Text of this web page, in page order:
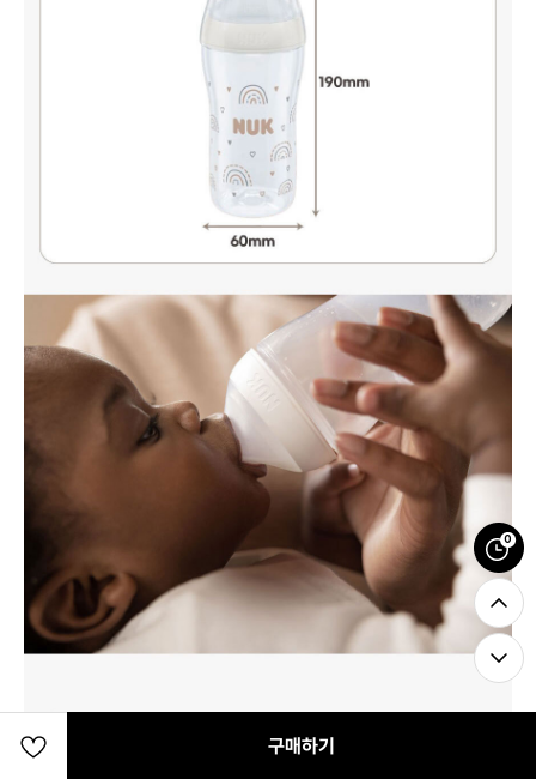
0
구매하기